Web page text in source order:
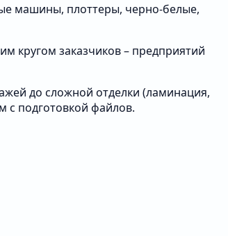
машины, плоттеры, черно-белые,
кругом заказчиков – предприятий
до сложной отделки (ламинация,
с подготовкой файлов.